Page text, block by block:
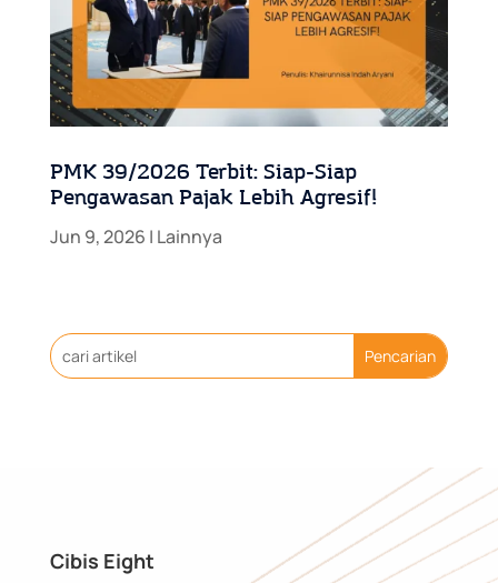
PMK 39/2026 Terbit: Siap-Siap
Pengawasan Pajak Lebih Agresif!
Jun 9, 2026 | Lainnya
Cibis Eight